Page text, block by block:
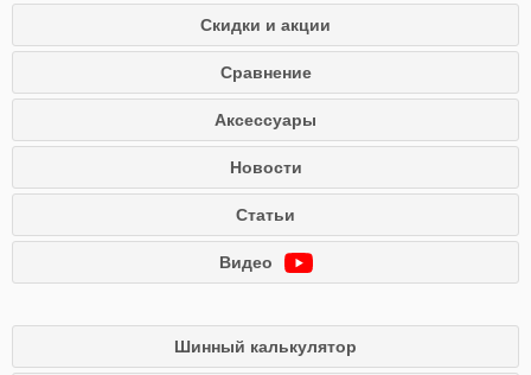
Скидки и акции
Сравнение
Аксессуары
Новости
Статьи
Видео
Шинный калькулятор